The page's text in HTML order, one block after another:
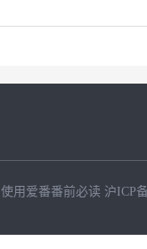
使用爱番番前必读 沪ICP